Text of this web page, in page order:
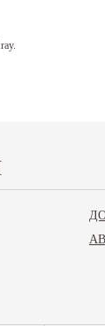
ФЛ (18-)
Logan 2 18- Lada